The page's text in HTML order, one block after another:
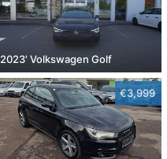
2023' Volkswagen Golf
€3,999